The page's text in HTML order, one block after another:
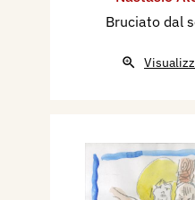
Bruciato dal